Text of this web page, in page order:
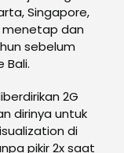
Singapore,
menetap dan
sebelum
Bali.
2G
dirinya untuk
di
pikir 2x saat